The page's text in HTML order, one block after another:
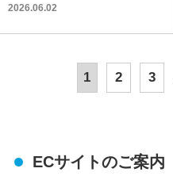
アンプラント ノワール 買取入
2026.06.02
1 2 3
ECサイトのご案内